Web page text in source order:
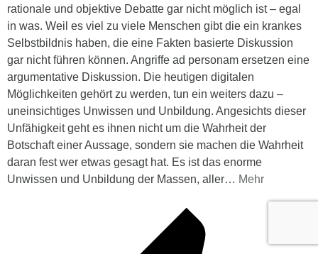
rationale und objektive Debatte gar nicht möglich ist – egal
in was. Weil es viel zu viele Menschen gibt die ein krankes
Selbstbildnis haben, die eine Fakten basierte Diskussion
gar nicht führen können. Angriffe ad personam ersetzen eine
argumentative Diskussion. Die heutigen digitalen
Möglichkeiten gehört zu werden, tun ein weiters dazu –
uneinsichtiges Unwissen und Unbildung. Angesichts dieser
Unfähigkeit geht es ihnen nicht um die Wahrheit der
Botschaft einer Aussage, sondern sie machen die Wahrheit
daran fest wer etwas gesagt hat. Es ist das enorme
Unwissen und Unbildung der Massen, aller… Mehr